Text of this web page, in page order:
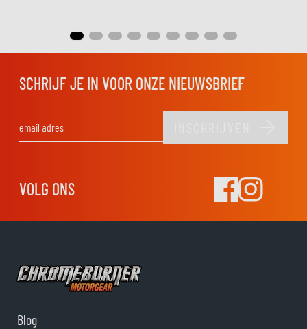
SCHRIJF JE IN VOOR ONZE NIEUWSBRIEF
VOLG ONS
Blog